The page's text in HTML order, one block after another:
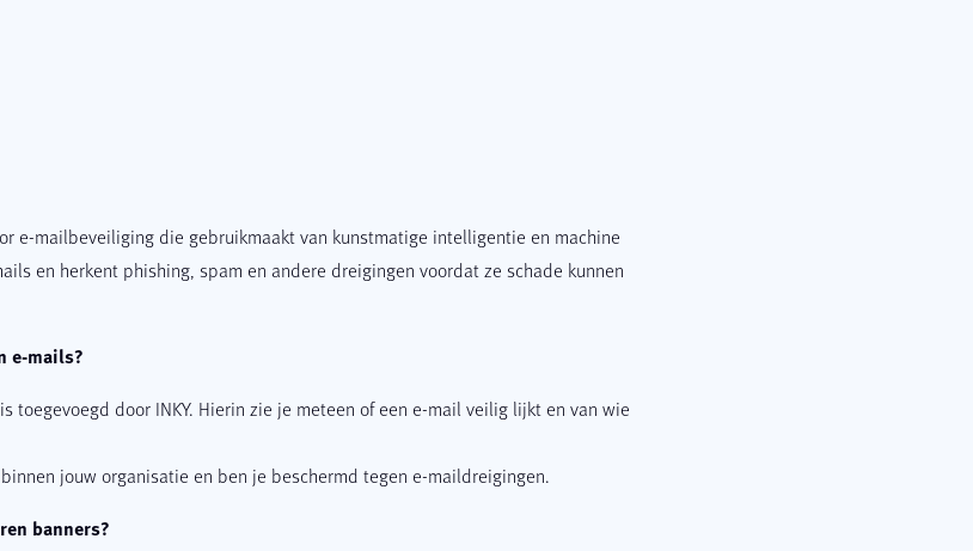
e-mailbeveiliging die gebruikmaakt van kunstmatige intelligentie en machine
en herkent phishing, spam en andere dreigingen voordat ze schade kunnen
e-mails?
toegevoegd door INKY. Hierin zie je meteen of een e-mail veilig lijkt en van wie
jouw organisatie en ben je beschermd tegen e-maildreigingen.
banners?